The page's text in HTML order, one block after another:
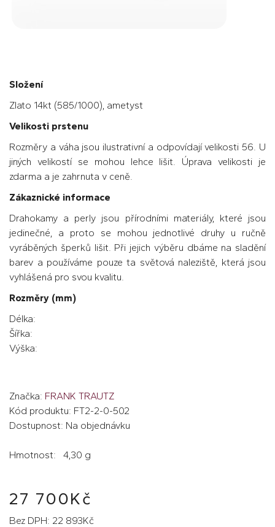
Složení
Zlato 14kt (585/1000), ametyst
Velikosti prstenu
Rozměry a váha jsou ilustrativní a odpovídají velikosti 56. U
jiných velikostí se mohou lehce lišit. Úprava velikosti je
zdarma a je zahrnuta v ceně.
Zákaznické informace
Drahokamy a perly jsou přírodními materiály, které jsou
jedinečné, a proto se mohou jednotlivé druhy u ručně
vyráběných šperků lišit. Při jejich výběru dbáme na sladění
barev a používáme pouze ta světová naleziště, která jsou
vyhlášená pro svou kvalitu.
Rozměry (mm)
Délka:
Šířka:
Výška:
Značka: FRANK TRAUTZ
Kód produktu: FT2-2-0-502
Dostupnost: Na objednávku
Hmotnost: 4,30 g
27 700Kč
Bez DPH: 22 893Kč